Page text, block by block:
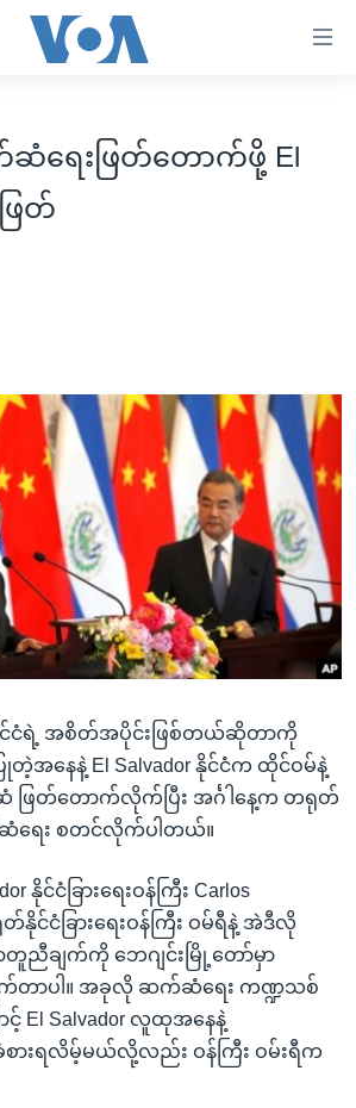
း
ယ်
ာ
စာ
ျက်အလက်များ
ား
ရေးဖြတ်တောက်ဖို့ El
ြတ်
ငံရဲ့ အစိတ်အပိုင်းဖြစ်တယ်ဆိုတာကို
နေနဲ့ El Salvador နိုင်ငံက ထိုင်ဝမ်နဲ့
တ်တောက်လိုက်ပြီး အင်္ဂါနေ့က တရုတ်
ရေး စတင်လိုက်ပါတယ်။
နိုင်ငံခြားရေးဝန်ကြီး Carlos
နိုင်ငံခြားရေးဝန်ကြီး ဝမ်ရီနဲ့ အဲဒီလို
ညီချက်ကို ဘေဂျင်းမြို့တော်မှာ
ာပါ။ အခုလို ဆက်ဆံရေး ကဏ္ဍသစ်
El Salvador လူထုအနေနဲ့
ားရလိမ့်မယ်လို့လည်း ဝန်ကြီး ဝမ်းရီက